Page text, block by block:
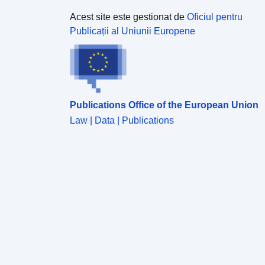
Acest site este gestionat de Oficiul pentru
Publicații al Uniunii Europene
Publications Office of the European Union
Law | Data | Publications